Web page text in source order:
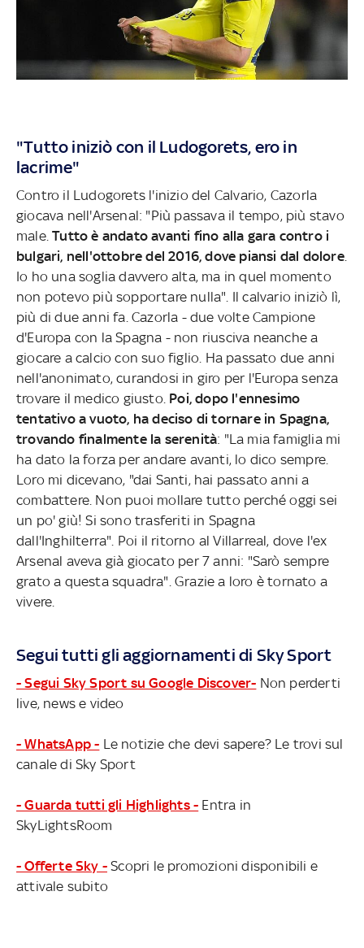
"Tutto iniziò con il Ludogorets, ero in
lacrime"
Contro il Ludogorets l'inizio del Calvario, Cazorla
giocava nell'Arsenal: "Più passava il tempo, più stavo
male. Tutto è andato avanti fino alla gara contro i
bulgari, nell'ottobre del 2016, dove piansi dal dolore.
Io ho una soglia davvero alta, ma in quel momento
non potevo più sopportare nulla". Il calvario iniziò lì,
più di due anni fa. Cazorla - due volte Campione
d'Europa con la Spagna - non riusciva neanche a
giocare a calcio con suo figlio. Ha passato due anni
nell'anonimato, curandosi in giro per l'Europa senza
trovare il medico giusto. Poi, dopo l'ennesimo
tentativo a vuoto, ha deciso di tornare in Spagna,
trovando finalmente la serenità: "La mia famiglia mi
ha dato la forza per andare avanti, lo dico sempre.
Loro mi dicevano, "dai Santi, hai passato anni a
combattere. Non puoi mollare tutto perché oggi sei
un po' giù! Si sono trasferiti in Spagna
dall'Inghilterra". Poi il ritorno al Villarreal, dove l'ex
Arsenal aveva già giocato per 7 anni: "Sarò sempre
grato a questa squadra". Grazie a loro è tornato a
vivere.
Segui tutti gli aggiornamenti di Sky Sport
- Segui Sky Sport su Google Discover- Non perderti
live, news e video
- WhatsApp - Le notizie che devi sapere? Le trovi sul
canale di Sky Sport
- Guarda tutti gli Highlights - Entra in
SkyLightsRoom
- Offerte Sky - Scopri le promozioni disponibili e
attivale subito